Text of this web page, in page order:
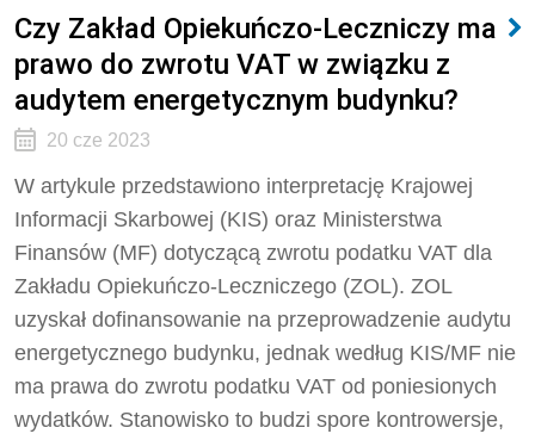
Czy Zakład Opiekuńczo-Leczniczy ma
prawo do zwrotu VAT w związku z
audytem energetycznym budynku?
20 cze 2023
W artykule przedstawiono interpretację Krajowej
Informacji Skarbowej (KIS) oraz Ministerstwa
Finansów (MF) dotyczącą zwrotu podatku VAT dla
Zakładu Opiekuńczo-Leczniczego (ZOL). ZOL
uzyskał dofinansowanie na przeprowadzenie audytu
energetycznego budynku, jednak według KIS/MF nie
ma prawa do zwrotu podatku VAT od poniesionych
wydatków. Stanowisko to budzi spore kontrowersje,